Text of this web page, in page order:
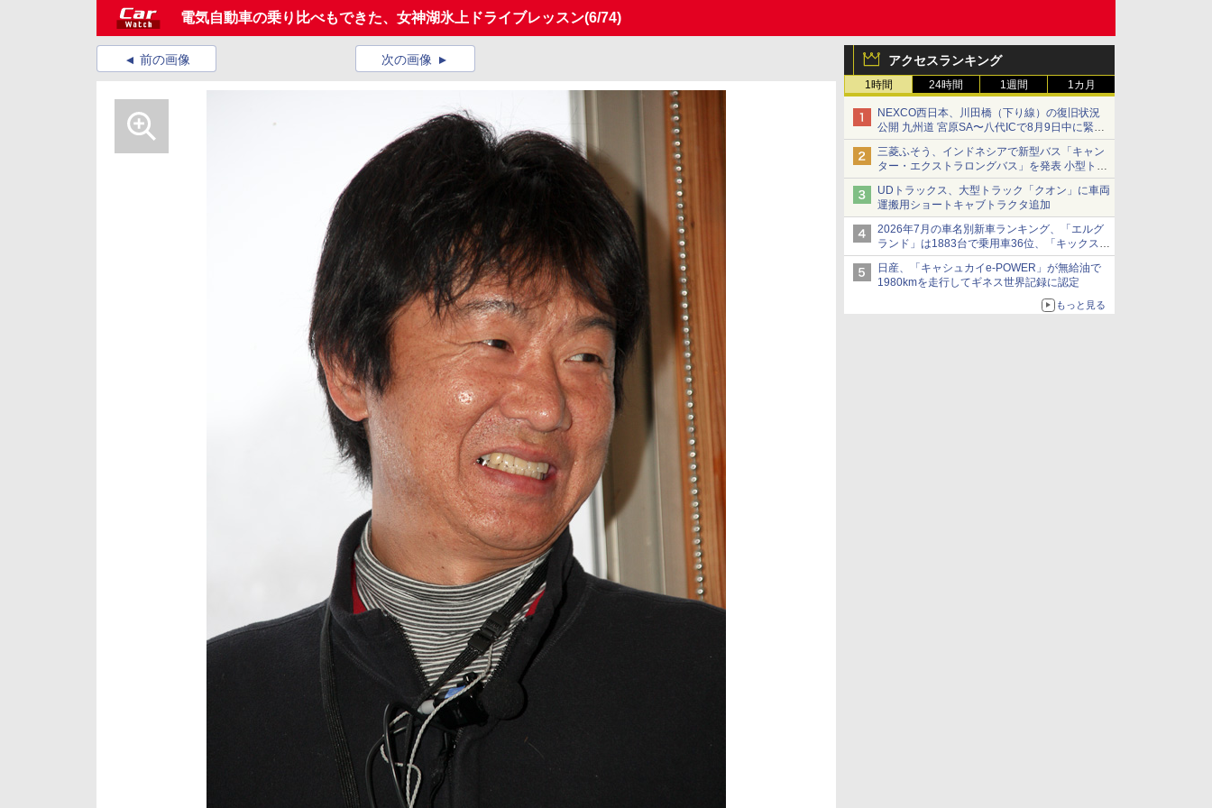
電気自動車の乗り比べもできた、女神湖氷上ドライブレッスン(6/74)
アクセスランキング
1時間 24時間 1週間 1カ月
NEXCO西日本、川田橋（下り線）の復旧状況
公開 九州道 宮原SA〜八代ICで8月9日中に緊急
車両を通行可能に
三菱ふそう、インドネシアで新型バス「キャン
ター・エクストラロングバス」を発表 小型トラ
ックベースの観光・旅客輸送向けバス
UDトラックス、大型トラック「クオン」に車両
運搬用ショートキャブトラクタ追加
2026年7月の車名別新車ランキング、「エルグ
ランド」は1883台で乗用車36位、「キックス」
は2591台で27位に
日産、「キャシュカイe-POWER」が無給油で
1980kmを走行してギネス世界記録に認定
もっと見る
前の画像 次の画像